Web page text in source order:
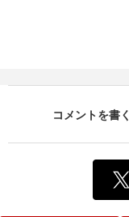
コメントを書く